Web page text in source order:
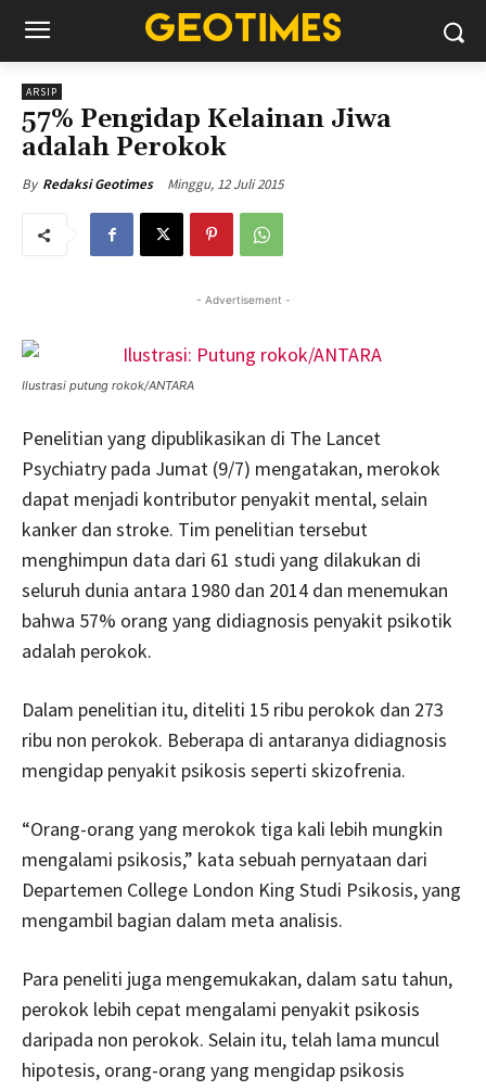
ARSIP
57% Pengidap Kelainan Jiwa
adalah Perokok
By Redaksi Geotimes Minggu, 12 Juli 2015
- Advertisement -
Ilustrasi putung rokok/ANTARA
Penelitian yang dipublikasikan di The Lancet
Psychiatry pada Jumat (9/7) mengatakan, merokok
dapat menjadi kontributor penyakit mental, selain
kanker dan stroke. Tim penelitian tersebut
menghimpun data dari 61 studi yang dilakukan di
seluruh dunia antara 1980 dan 2014 dan menemukan
bahwa 57% orang yang didiagnosis penyakit psikotik
adalah perokok.
Dalam penelitian itu, diteliti 15 ribu perokok dan 273
ribu non perokok. Beberapa di antaranya didiagnosis
mengidap penyakit psikosis seperti skizofrenia.
“Orang-orang yang merokok tiga kali lebih mungkin
mengalami psikosis,” kata sebuah pernyataan dari
Departemen College London King Studi Psikosis, yang
mengambil bagian dalam meta analisis.
Para peneliti juga mengemukakan, dalam satu tahun,
perokok lebih cepat mengalami penyakit psikosis
daripada non perokok. Selain itu, telah lama muncul
hipotesis, orang-orang yang mengidap psikosis